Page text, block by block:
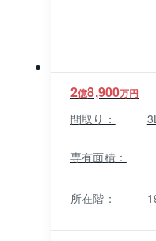
2億8,900万円
間取り：
専有面積：
所在階：